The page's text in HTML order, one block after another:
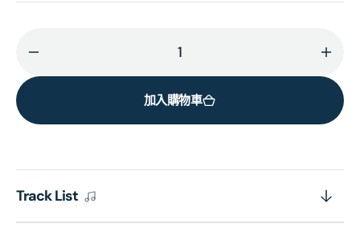
Of
東
邪
增
加
Of
東
邪
加入購物車
Track List